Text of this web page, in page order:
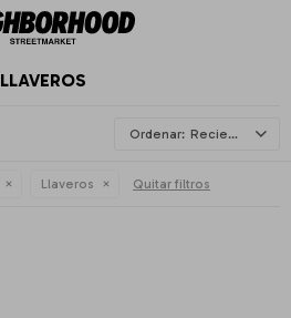
LLAVEROS
Recientes
Llaveros Quitar filtros